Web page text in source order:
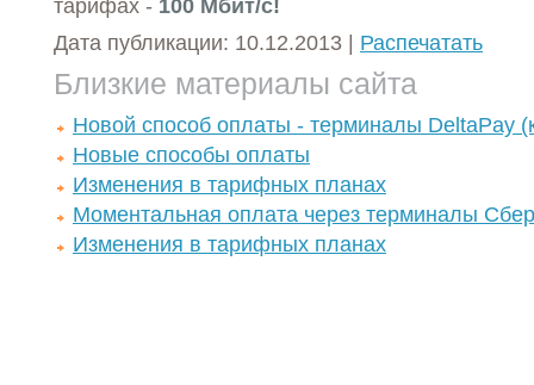
тарифах - 100 Мбит/c!
Дата публикации: 10.12.2013 | Распечатать
Близкие материалы сайта
Новой способ оплаты - терминалы DeltaPay
Новые способы оплаты
Изменения в тарифных планах
Моментальная оплата через терминалы
Изменения в тарифных планах